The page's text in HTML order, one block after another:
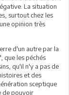
La situation
surtout chez les
opinion très
d'un autre par la
que les péchés
qu'il n'y a pas de
et des
sceptique
de pouvoir